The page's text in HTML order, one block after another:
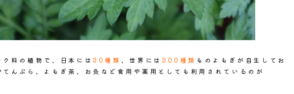
科の植物で、日本には 30種類 、世界には 300種類 ものよもぎが自生してお
んぷら、よもぎ茶、お灸など食用や薬用としても利用されているのが